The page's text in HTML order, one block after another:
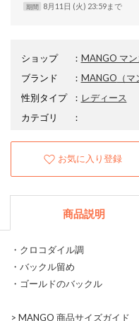
期間 8月11日 (火) 23:59まで
ショップ ： MANGO マン
ブランド
： MANGO （マ
性別タイプ
： レディース
カテゴリ
：
お気に入り登録
商品説明
・クロコダイル調
・バックル留め
・ゴールドのバックル
> MANGO 商品サイズガイド